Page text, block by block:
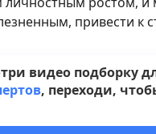
привести к
видео подборку
, переходи,